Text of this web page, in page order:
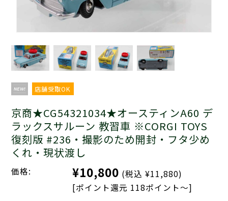
店舗受取OK
京商★CG54321034★オースティンA60 デ
ラックスサルーン 教習車 ※CORGI TOYS
復刻版 #236・撮影のため開封・フタ少め
くれ・現状渡し
価格: ¥10,800 (税込 ¥11,880)
[ポイント還元 118ポイント～]